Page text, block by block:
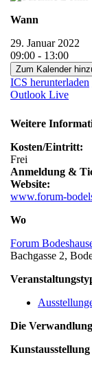
Wann
29. Januar 2022
09:00 - 13:00
Zum Kalender
ICS herunterladen
Outlook Live
Weitere
Kosten/Eintritt:
Frei
Anmeldung &
Website:
www.forum-
Wo
Forum
Bachgasse 2,
Die